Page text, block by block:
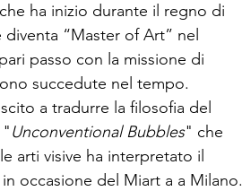
ha inizio durante il regno di
“Master of Art” nel
passo con la missione di
succedute nel tempo.
a tradurre la filosofia del
Unconventional Bubbles" che
arti visive ha interpretato il
occasione del Miart a a Milano.